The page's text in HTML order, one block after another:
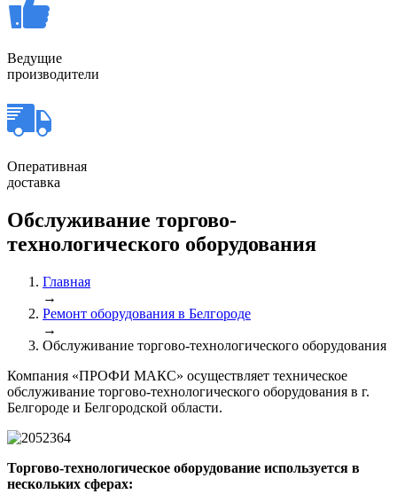
Ведущие
производители
Оперативная
доставка
Обслуживание торгово-
технологического оборудования
Главная
→
Ремонт оборудования в Белгороде
→
Обслуживание торгово-технологического оборудования
Компания «ПРОФИ МАКС» осуществляет техническое
обслуживание торгово-технологического оборудования в г.
Белгороде и Белгородской области.
Торгово-технологическое оборудование используется в
нескольких сферах: